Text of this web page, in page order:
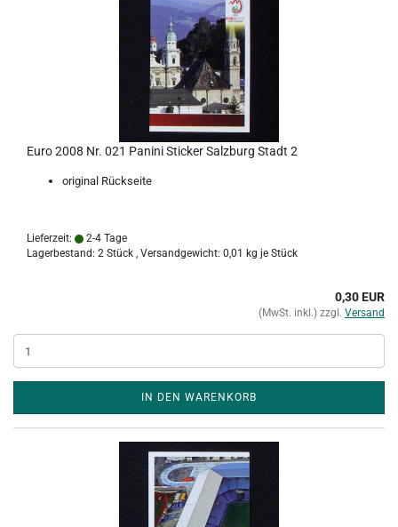
Euro 2008 Nr. 021 Panini Sticker Salzburg Stadt 2
original Rückseite
Lieferzeit:
2-4 Tage
Lagerbestand: 2 Stück , Versandgewicht: 0,01 kg je Stück
0,30 EUR
(MwSt. inkl.) zzgl. Versand
IN DEN WARENKORB